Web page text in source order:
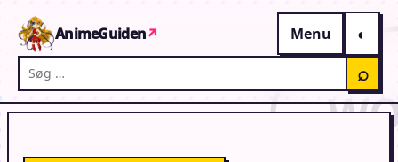
AnimeGuiden↗
Menu
Søg på AnimeGuiden
⌕